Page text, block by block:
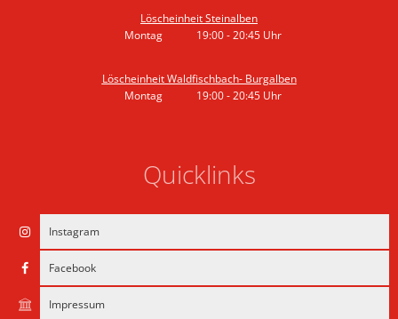
Löscheinheit Steinalben
Montag
19:00-20:45 Uhr
Löscheinheit Waldfischbach- Burgalben
Montag
19:00-20:45 Uhr
Quicklinks
Instagram
Facebook
Impressum